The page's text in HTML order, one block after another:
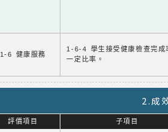
1-6 健康服務
1-6-4 學生接受健康檢查完成
一定比率。
2.成
評價項目 子項目